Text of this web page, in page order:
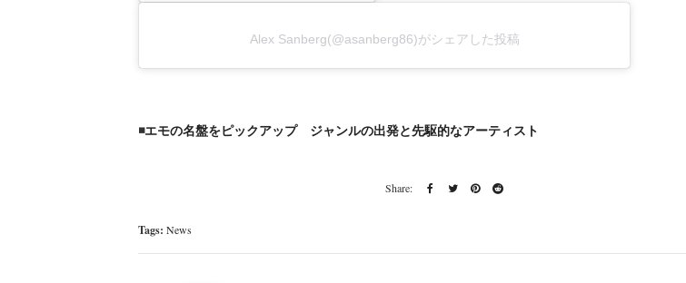
Alex Sanberg(@asanberg86)がシェアした投稿
◾️エモの名盤をピックアップ ジャンルの出発と先駆的なアーティスト
Tags: News